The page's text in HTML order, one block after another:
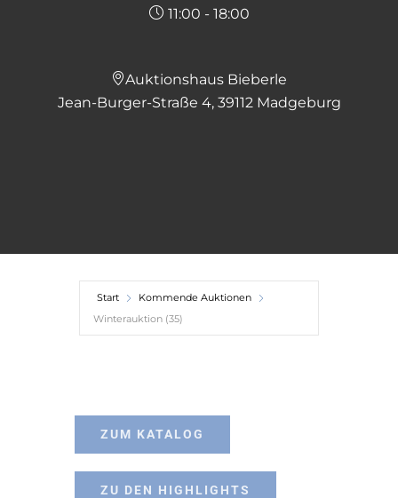
11:00 - 18:00
Auktionshaus Bieberle
Jean-Burger-Straße 4, 39112 Madgeburg
Start
Kommende Auktionen
Winterauktion (35)
ZUM KATALOG
ZU DEN HIGHLIGHTS